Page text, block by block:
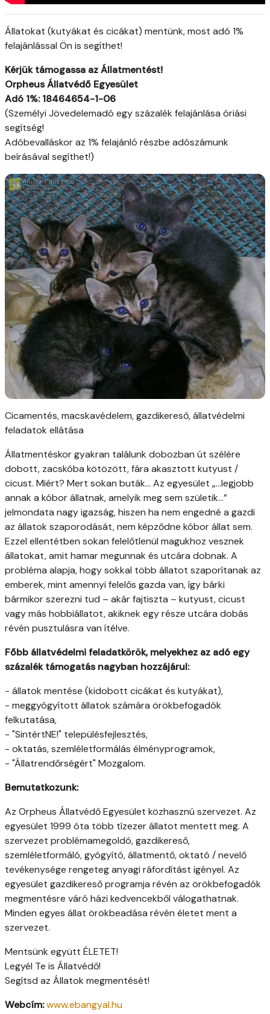
Állatokat (kutyákat és cicákat) mentünk, most adó 1%
felajánlással Ön is segíthet!
Kérjük támogassa az Állatmentést!
Orpheus Állatvédő Egyesület
Adó 1%:18464654-1-06
(Személyi Jövedelemadó egy százalék felajánlása óriási
segítség!
Adóbevalláskor az 1% felajánló részbe adószámunk
beírásával segíthet!)
Cicamentés, macskavédelem, gazdikereső, állatvédelmi
feladatok ellátása
Állatmentéskor gyakran találunk dobozban út szélére
dobott, zacskóba kötözött, fára akasztott kutyust /
cicust. Miért? Mert sokan buták... Az egyesület „…legjobb
annak a kóbor állatnak, amelyik meg sem születik…”
jelmondata nagy igazság, hiszen ha nem engedné a gazdi
az állatok szaporodását, nem képződne kóbor állat sem.
Ezzel ellentétben sokan felelőtlenül magukhoz vesznek
állatokat, amit hamar megunnak és utcára dobnak. A
probléma alapja, hogy sokkal több állatot szaporítanak az
emberek, mint amennyi felelős gazda van, így bárki
bármikor szerezni tud – akár fajtiszta – kutyust, cicust
vagy más hobbiállatot, akiknek egy része utcára dobás
révén pusztulásra van ítélve.
Főbb állatvédelmi feladatkörök, melyekhez az adó egy
százalék támogatás nagyban hozzájárul:
- állatok mentése (kidobott cicákat és kutyákat),
- meggyógyított állatok számára örökbefogadók
felkutatása,
- "SintértNE!" településfejlesztés,
- oktatás, szemléletformálás élményprogramok,
- "Állatrendőrségért" Mozgalom.
Bemutatkozunk:
Az Orpheus Állatvédő Egyesület közhasznú szervezet. Az
egyesület 1999 óta több tízezer állatot mentett meg. A
szervezet problémamegoldó, gazdikereső,
szemléletformáló, gyógyító, állatmentő, oktató / nevelő
tevékenysége rengeteg anyagi ráfordítást igényel. Az
egyesület gazdikereső programja révén az örökbefogadók
megmentésre váró házi kedvencekből válogathatnak.
Minden egyes állat örökbeadása révén életet ment a
szervezet.
Mentsünk együtt ÉLETET!
Legyél Te is Állatvédő!
Segítsd az Állatok megmentését!
Webcím:www.ebangyal.hu